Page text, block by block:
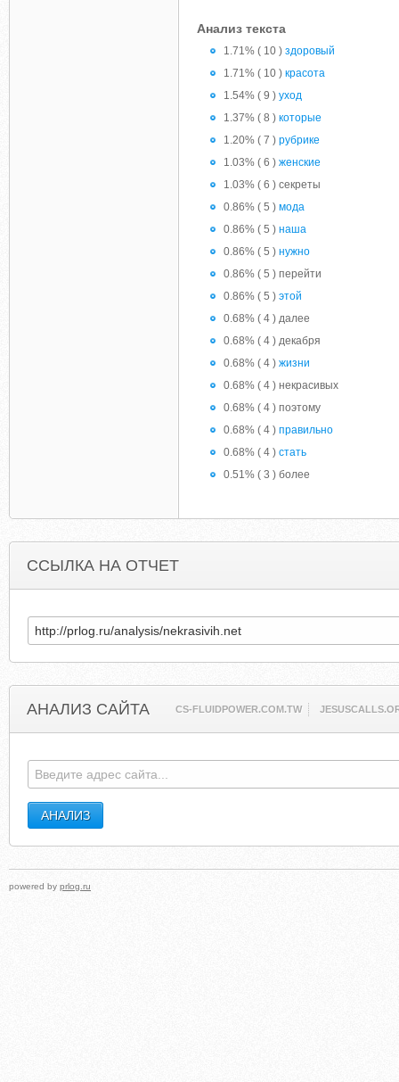
Анализ текста
1.71% ( 10 ) здоровый
1.71% ( 10 ) красота
1.54% ( 9 ) уход
1.37% ( 8 ) которые
1.20% ( 7 ) рубрике
1.03% ( 6 ) женские
1.03% ( 6 ) секреты
0.86% ( 5 ) мода
0.86% ( 5 ) наша
0.86% ( 5 ) нужно
0.86% ( 5 ) перейти
0.86% ( 5 ) этой
0.68% ( 4 ) далее
0.68% ( 4 ) декабря
0.68% ( 4 ) жизни
0.68% ( 4 ) некрасивых
0.68% ( 4 ) поэтому
0.68% ( 4 ) правильно
0.68% ( 4 ) стать
0.51% ( 3 ) более
ССЫЛКА НА ОТЧЕТ
АНАЛИЗ САЙТА CS-FLUIDPOWER.COM.TW
powered by prlog.ru